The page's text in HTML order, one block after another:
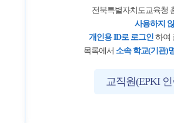
전북특별자치도교육청
사용하지
개인용 ID로 로그인 하여
목록에서 소속 학교(기관)
교직원(EPKI